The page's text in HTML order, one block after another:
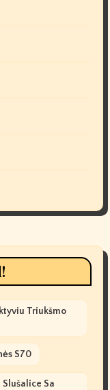
Triukšmo
S70
Sa